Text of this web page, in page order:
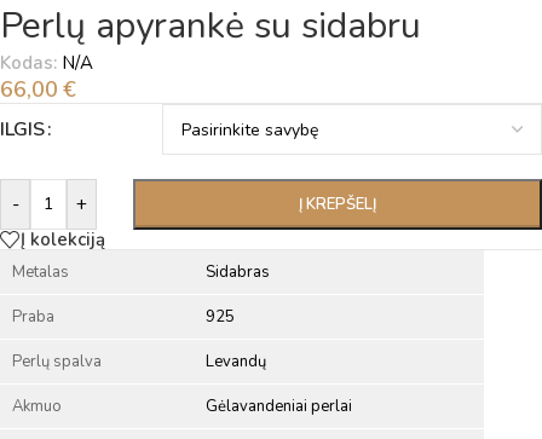
Perlų apyrankė su sidabru
Kodas: N/A
66,00 €
ILGIS
- + Į KREPŠELĮ
Alternative:
Į kolekciją
Metalas Sidabras
Praba 925
Perlų spalva Levandų
Akmuo Gėlavandeniai perlai